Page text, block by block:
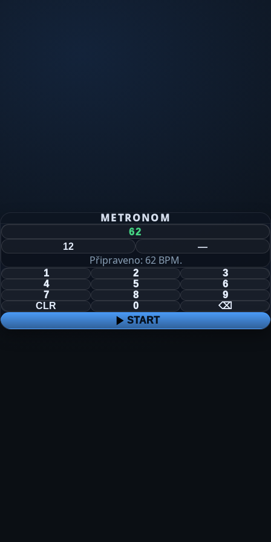
METRONOM
Připraveno: 62 BPM.
1 2
3
4
5
6
7
8
9
CLR
0
⌫
START